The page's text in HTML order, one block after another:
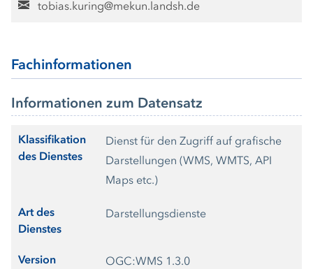
tobias.kuring@mekun.landsh.de
Fachinformationen
Informationen zum Datensatz
Klassifikation
des Dienstes
Dienst für den Zugriff auf grafische
Darstellungen (WMS, WMTS, API
Maps etc.)
Art des
Dienstes
Darstellungsdienste
Version OGC:WMS 1.3.0